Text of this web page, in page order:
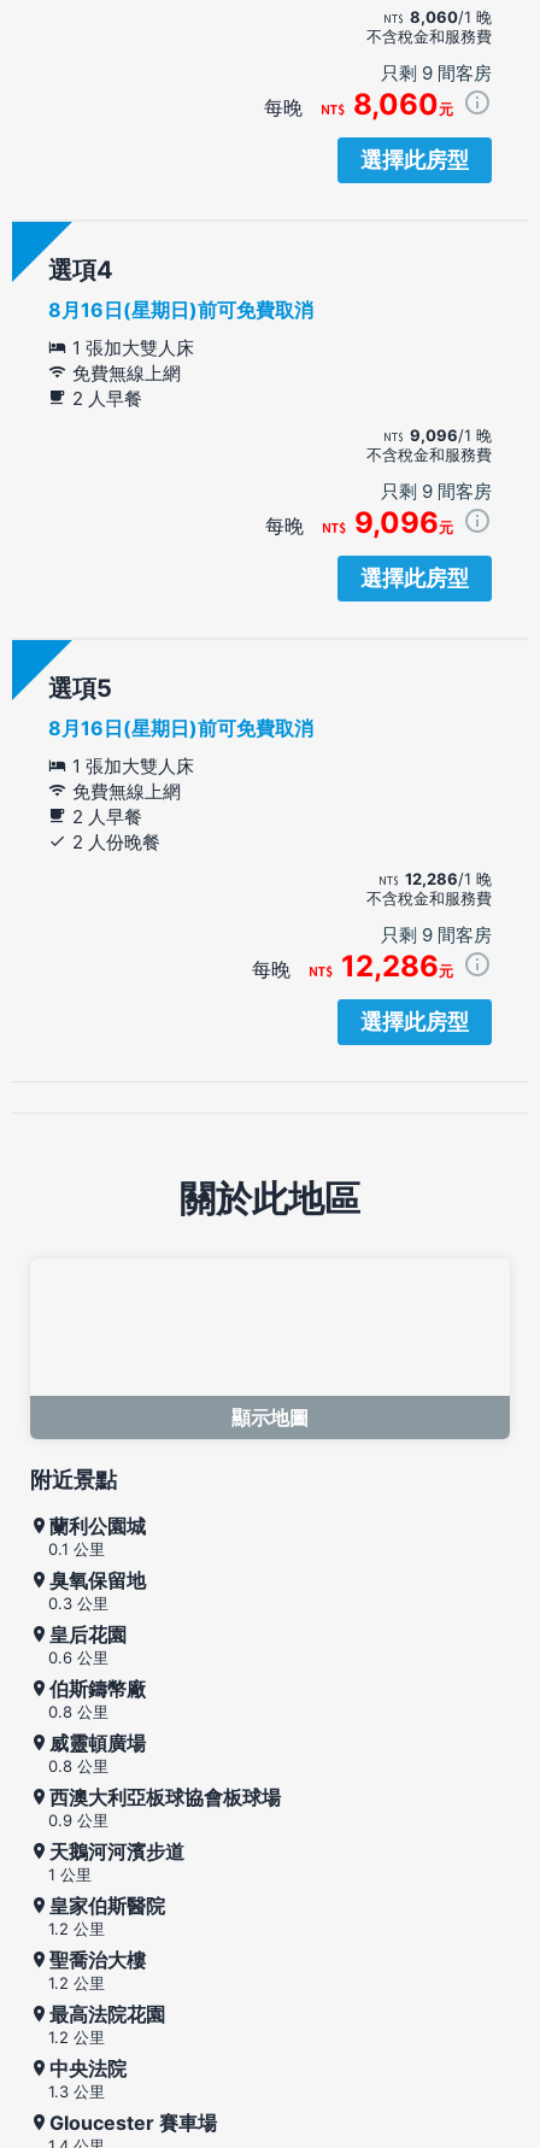
8,060/1 晚
不含稅金和服務費
只剩 9 間客房
每晚 8,060元
選擇此房型
選項
8月16日(星期日)前可免費取消
1 張加大雙人床
免費無線上網
2 人早餐
9,096/1 晚
不含稅金和服務費
只剩 9 間客房
每晚 9,096元
選擇此房型
選項
8月16日(星期日)前可免費取消
1 張加大雙人床
免費無線上網
2 人早餐
2 人份晚餐
12,286/1 晚
不含稅金和服務費
只剩 9 間客房
每晚 12,286元
選擇此房型
關於此地區
顯示地圖
附近景點
蘭利公園城
0.1 公里
臭氧保留地
0.3 公里
皇后花園
0.6 公里
伯斯鑄幣廠
0.8 公里
威靈頓廣場
0.8 公里
西澳大利亞板球協會板球場
0.9 公里
天鵝河河濱步道
1 公里
皇家伯斯醫院
1.2 公里
聖喬治大樓
1.2 公里
最高法院花園
1.2 公里
中央法院
1.3 公里
Gloucester 賽車場